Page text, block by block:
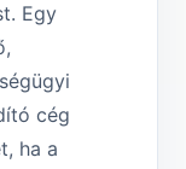
Egy
cég
ha a